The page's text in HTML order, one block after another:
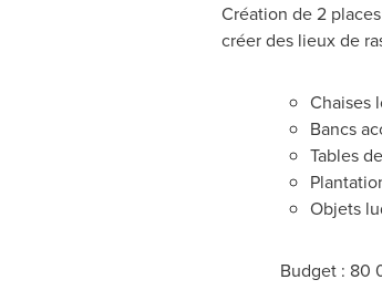
Création de 2
créer des lieux de
Chaises
Bancs
Tables
Objets
Budget : 80